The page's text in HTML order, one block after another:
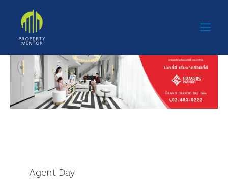
content
Agent Day